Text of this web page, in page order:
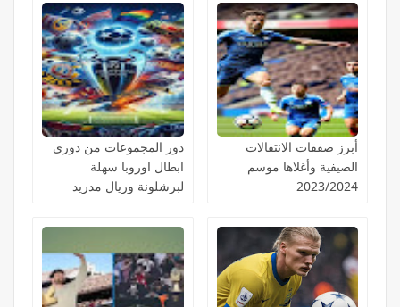
أبرز صفقات الانتقالات
الصيفية وأغلاها موسم
2023/2024
دور المجموعات من دوري
ابطال اوروبا سهلة
لبرشلونة وريال مدريد